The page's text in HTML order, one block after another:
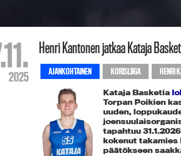
2025
Henri Kantonen jatkaa Kataja
AJANKOHTAINEN KORISLIIGA HENRI
Kataja Basketia
Torpan Poikien
uuden,
tapahtuu
kokenut takamies
päätökseen